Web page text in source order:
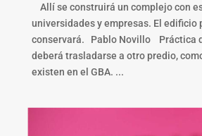
Allí se construirá un complejo con
universidades y empresas. El edificio
conservará. Pablo Novillo Práctica
deberá trasladarse a otro predio,
existen en el GBA. ...